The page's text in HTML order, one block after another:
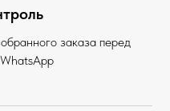
заказа перед